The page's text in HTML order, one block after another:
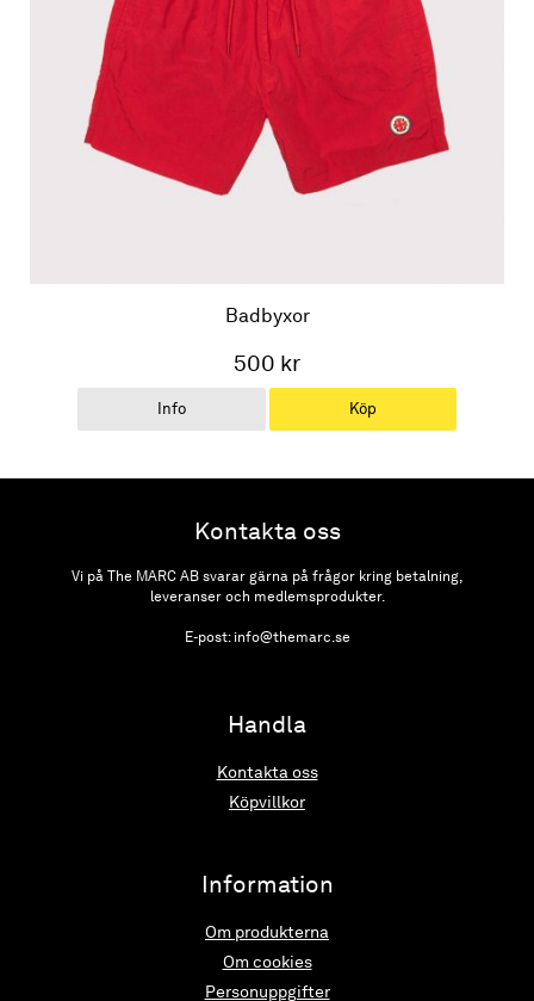
Badbyxor
500 kr
Info Köp
Kontakta oss
Vi på The MARC AB svarar gärna på frågor kring betalning,
leveranser och medlemsprodukter.
E-post: info@themarc.se
Handla
Kontakta oss
Köpvillkor
Information
Om produkterna
Om cookies
Personuppgifter